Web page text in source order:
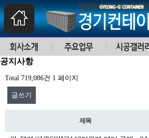
공지사항
Total 719,086건 1 페이지
글쓰기
제목